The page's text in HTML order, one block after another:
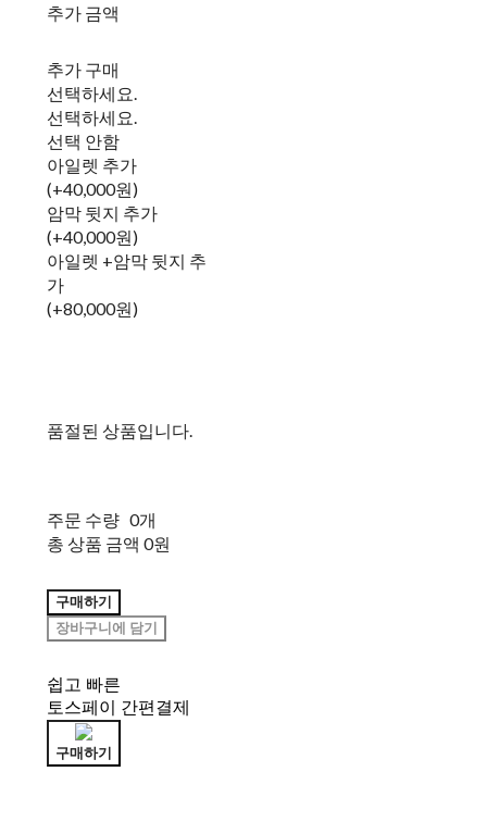
추가 금액
추가 구매
선택하세요.
선택하세요.
선택 안함
아일렛 추가
(+40,000원)
암막 뒷지 추가
(+40,000원)
아일렛 +암막 뒷지 추
가
(+80,000원)
품절된 상품입니다.
주문 수량 0개
총 상품 금액 0원
구매하기
장바구니에 담기
쉽고 빠른
토스페이 간편결제
구매하기